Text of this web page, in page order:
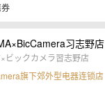
习志野店
ビックカメラ習志野店
旗下郊外型电器连锁店